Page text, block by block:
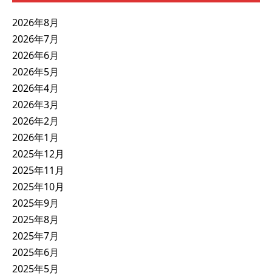
2026年8月
2026年7月
2026年6月
2026年5月
2026年4月
2026年3月
2026年2月
2026年1月
2025年12月
2025年11月
2025年10月
2025年9月
2025年8月
2025年7月
2025年6月
2025年5月